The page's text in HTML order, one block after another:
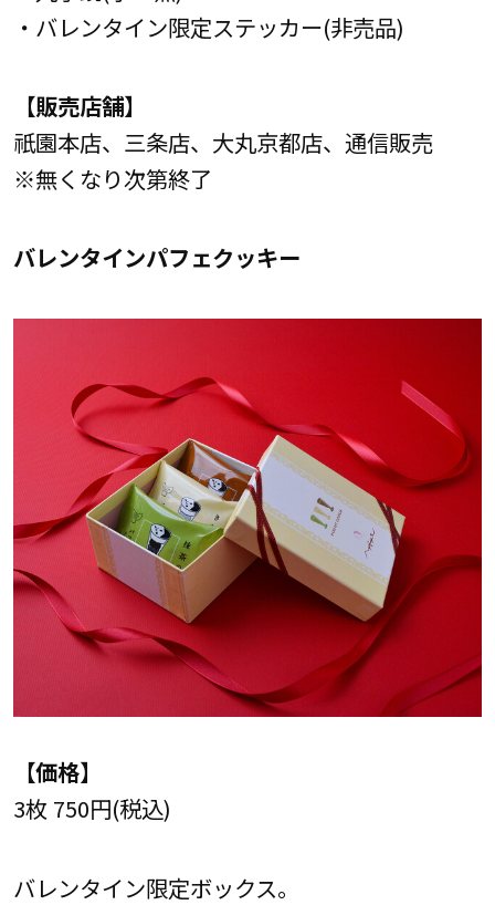
・バレンタイン限定ステッカー(非売品)
【販売店舗】
祇園本店、三条店、大丸京都店、通信販売
※無くなり次第終了
バレンタインパフェクッキー
【価格】
3枚 750円(税込)
バレンタイン限定ボックス。